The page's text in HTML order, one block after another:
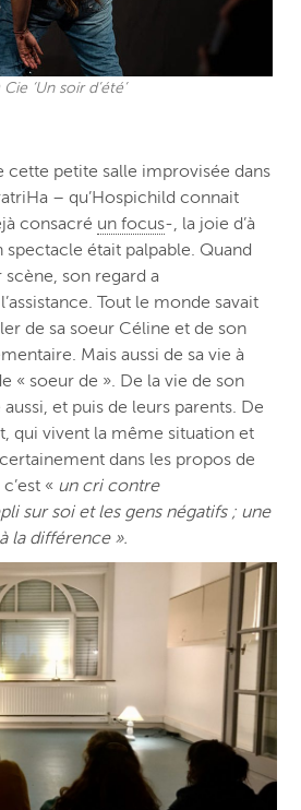
‘Un soir d’été’
cette petite salle improvisée dans
– qu’Hospichild connait
consacré un focus-, la joie d’à
spectacle était palpable. Quand
son regard a
Tout le monde savait
de sa soeur Céline et de son
Mais aussi de sa vie à
« soeur de ». De la vie de son
et puis de leurs parents. De
qui vivent la même situation et
dans les propos de
« un cri contre
sur soi et les gens négatifs ; une
la différence ».